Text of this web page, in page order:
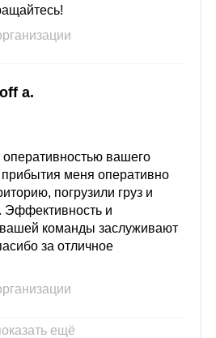
a.
вашего
меня оперативно
погрузили груз и
Эффективность и
команды заслуживают
за отличное
ещё